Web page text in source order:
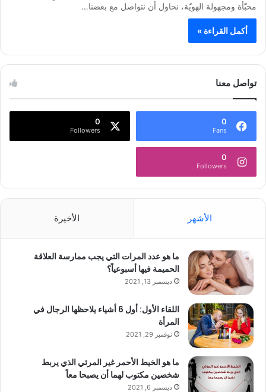
مخبّأة ومجهولة الهويّة، نحاول أن نتواصل مع بعضنا…
أكمل القراءة »
تواصل معنا
0
Fans
0
Followers
0
Followers
الأشهر الأخيرة
ما هو عدد المرات التي يجب ممارسة العلاقة
الحميمة فيها أسبوعياً؟
ديسمبر 13, 2021
اللقاء الأول: أول 6 أشياء يلاحظها الرجال في
المرأة
نوفمبر 29, 2021
ما هو الخيط الأحمر غير المرئي الذي يربط
شخصين مكتوب لهما أن يصبحا معاً
ديسمبر 6, 2021